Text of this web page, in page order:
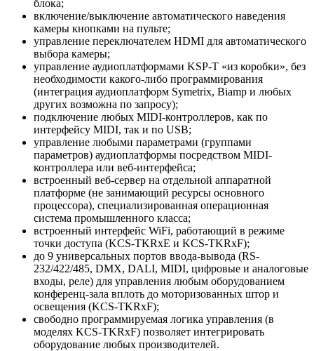
блока;
включение/выключение автоматического наведения
камеры кнопками на пульте;
управление переключателем HDMI для автоматического
выбора камеры;
управление аудиоплатформами KSP-T «из коробки», без
необходимости какого-либо программирования
(интеграция аудиоплатформ Symetrix, Biamp и любых
других возможна по запросу);
подключение любых MIDI-контроллеров, как по
интерфейсу MIDI, так и по USB;
управление любыми параметрами (группами
параметров) аудиоплатформы посредством MIDI-
контроллера или веб-интерфейса;
встроенный веб-сервер на отдельной аппаратной
платформе (не занимающий ресурсы основного
процессора), специализированная операционная
система промышленного класса;
встроенный интерфейс WiFi, работающий в режиме
точки доступа (KCS-TKRxE и KCS-TKRxF);
до 9 универсальных портов ввода-вывода (RS-
232/422/485, DMX, DALI, MIDI, цифровые и аналоговые
входы, реле) для управления любым оборудованием
конференц-зала вплоть до моторизованных штор и
освещения (KCS-TKRxF);
свободно программируемая логика управления (в
моделях KCS-TKRxF) позволяет интегрировать
оборудование любых производителей.